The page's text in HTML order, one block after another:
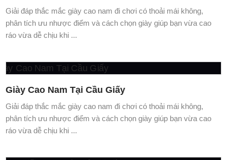
Giải đáp thắc mắc giày cao nam đi chơi có thoải mái không,
phân tích ưu nhược điểm và cách chọn giày giúp bạn vừa cao
ráo vừa dễ chịu khi ...
Giày Cao Nam Tại Cầu Giấy
Giải đáp thắc mắc giày cao nam đi chơi có thoải mái không,
phân tích ưu nhược điểm và cách chọn giày giúp bạn vừa cao
ráo vừa dễ chịu khi ...